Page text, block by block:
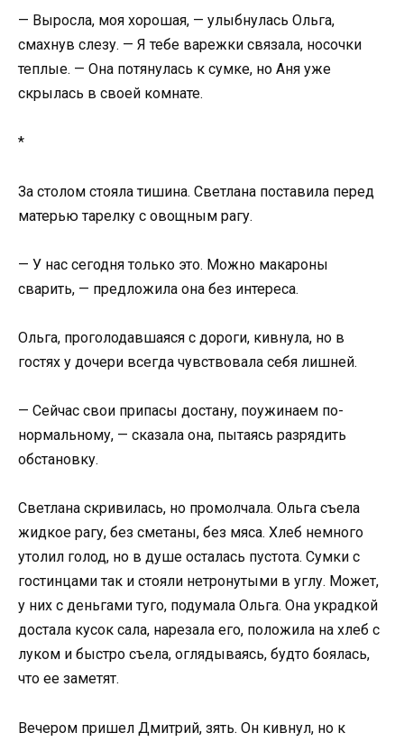
— Выросла, моя хорошая, — улыбнулась Ольга,
смахнув слезу. — Я тебе варежки связала, носочки
теплые. — Она потянулась к сумке, но Аня уже
скрылась в своей комнате.
*
За столом стояла тишина. Светлана поставила перед
матерью тарелку с овощным рагу.
— У нас сегодня только это. Можно макароны
сварить, — предложила она без интереса.
Ольга, проголодавшаяся с дороги, кивнула, но в
гостях у дочери всегда чувствовала себя лишней.
— Сейчас свои припасы достану, поужинаем по-
нормальному, — сказала она, пытаясь разрядить
обстановку.
Светлана скривилась, но промолчала. Ольга съела
жидкое рагу, без сметаны, без мяса. Хлеб немного
утолил голод, но в душе осталась пустота. Сумки с
гостинцами так и стояли нетронутыми в углу. Может,
у них с деньгами туго, подумала Ольга. Она украдкой
достала кусок сала, нарезала его, положила на хлеб с
луком и быстро съела, оглядываясь, будто боялась,
что ее заметят.
Вечером пришел Дмитрий, зять. Он кивнул, но к